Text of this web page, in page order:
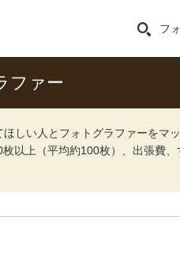
フ
ファー
しい人とフォトグラファーをマ
以上（平均約100枚）、出張費、